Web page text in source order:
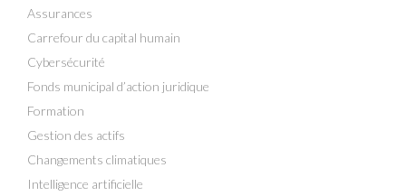
Assurances
Carrefour du capital humain
Cybersécurité
Fonds municipal d’action juridique
Formation
Gestion des actifs
Changements climatiques
Intelligence artificielle